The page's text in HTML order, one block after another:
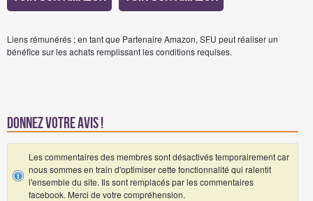
Liens rémunérés : en tant que Partenaire Amazon, SFU peut réaliser un
bénéfice sur les achats remplissant les conditions requises.
Donnez votre avis !
Les commentaires des membres sont désactivés temporairement car
nous sommes en train d'optimiser cette fonctionnalité qui ralentit
l'ensemble du site. Ils sont remplacés par les commentaires
facebook. Merci de votre compréhension.